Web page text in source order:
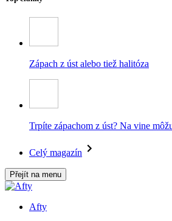
Zápach z úst alebo tiež halitóza
Trpíte zápachom z úst? Na vine
Celý magazín
Přejít na menu
Afty